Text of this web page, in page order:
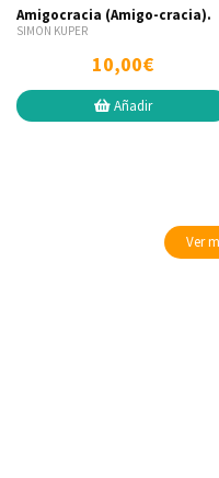
Amigocracia (Amigo-cracia).
SIMON KUPER
10,00€
Añadir
Ver